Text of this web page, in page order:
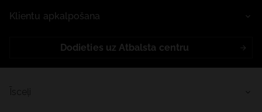
Klientu apkalpošana
Dodieties uz Atbalsta centru